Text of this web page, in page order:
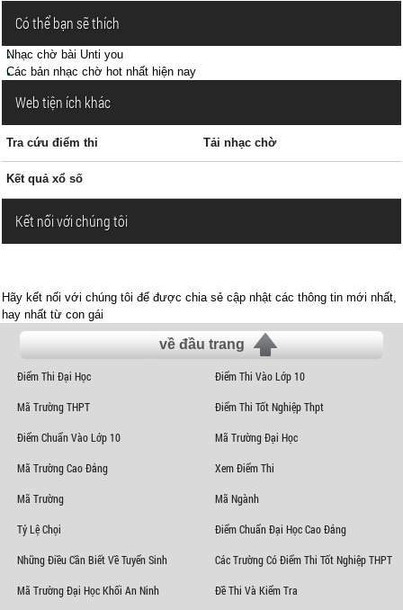
Có thể bạn sẽ thích
Nhạc chờ bài Unti you
Các bản nhạc chờ hot nhất hiện nay
Web tiện ích khác
Tra cứu điểm thi Tải nhạc chờ
Kết quả xổ số
Kết nối với chúng tôi
Hãy kết nối với chúng tôi để được chia sẻ cập nhật các thông tin mới nhất,
hay nhất từ con gái
về đầu trang
Điểm Thi Đại Học Điểm Thi Vào Lớp 10
Mã Trường THPT Điểm Thi Tốt Nghiệp Thpt
Điểm Chuẩn Vào Lớp 10 Mã Trường Đại Học
Mã Trường Cao Đẳng Xem Điểm Thi
Mã Trường Mã Ngành
Tỷ Lệ Chọi Điểm Chuẩn Đại Học Cao Đẳng
Những Điều Cần Biết Về Tuyển Sinh Các Trường Có Điểm Thi Tốt Nghiệp THPT
Mã Trường Đại Học Khối An Ninh Đề Thi Và Kiểm Tra